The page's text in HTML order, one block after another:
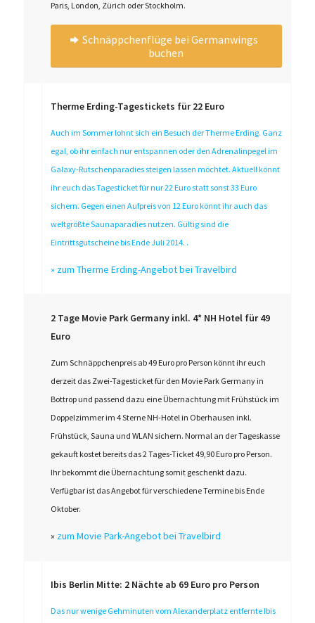
Paris, London, Zürich oder Stockholm.
Schnäppchenflüge bei Germanwings
buchen
Therme Erding-Tagestickets für 22 Euro
Auch im Sommer lohnt sich ein Besuch der Therme Erding. Ganz
egal, ob ihr einfach nur entspannen oder den Adrenalinpegel im
Galaxy-Rutschenparadies steigen lassen möchtet. Aktuell könnt
ihr euch das Tagesticket für nur 22 Euro statt sonst 33 Euro
sichern. Gegen einen Aufpreis von 12 Euro könnt ihr auch das
weltgrößte Saunaparadies nutzen. Gültig sind die
Eintrittsgutscheine bis Ende Juli 2014. .
» zum Therme Erding-Angebot bei Travelbird
2 Tage Movie Park Germany inkl. 4* NH Hotel für 49
Euro
Zum Schnäppchenpreis ab 49 Euro pro Person könnt ihr euch
derzeit das Zwei-Tagesticket für den Movie Park Germany in
Bottrop und passend dazu eine Übernachtung mit Frühstück im
Doppelzimmer im 4 Sterne NH-Hotel in Oberhausen inkl.
Frühstück, Sauna und WLAN sichern. Normal an der Tageskasse
gekauft kostet bereits das 2 Tages-Ticket 49,90 Euro pro Person.
Ihr bekommt die Übernachtung somit geschenkt dazu.
Verfügbar ist das Angebot für verschiedene Termine bis Ende
Oktober.
» zum Movie Park-Angebot bei Travelbird
Ibis Berlin Mitte: 2 Nächte ab 69 Euro pro Person
Das nur wenige Gehminuten vom Alexanderplatz entfernte Ibis